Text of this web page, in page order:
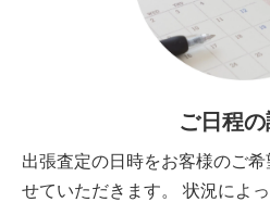
ご日程
出張査定の日時をお客様のご
せていただきます。 状況によ